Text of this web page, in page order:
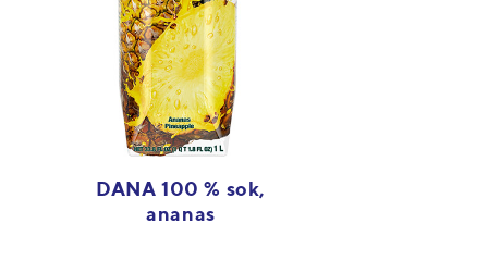
DANA 100 % sok,
ananas